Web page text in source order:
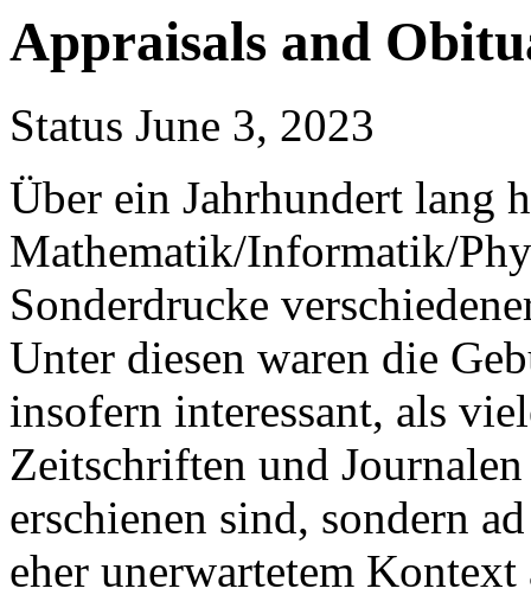
Appraisals and
Status June 3, 2023
Über ein Jahrhundert lang
Mathematik/Informatik/
Sonderdrucke
Unter diesen waren die
insofern interessant, als
Zeitschriften und Journalen
erschienen sind, sondern
eher unerwartetem Kontext